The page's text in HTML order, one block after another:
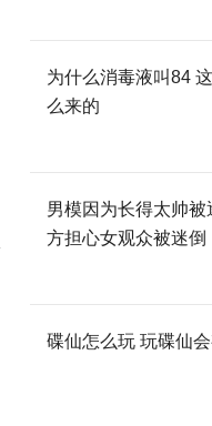
为什么消毒液叫84
么来的
男模因为长得太帅
方担心女观众被迷倒
碟仙怎么玩 玩碟仙